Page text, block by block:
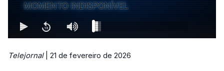
MOMENTO INDISPONÍVEL
Telejornal| 21 de fevereiro de 2026